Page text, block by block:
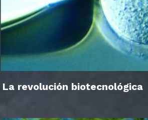
La revolución biotecnológica